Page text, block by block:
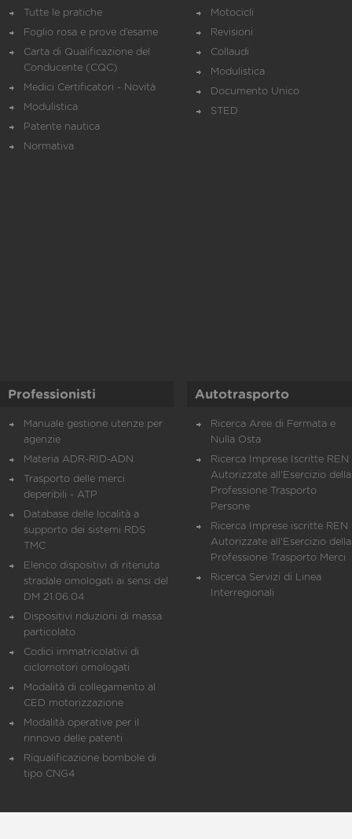
Tutte le pratiche
Foglio rosa e prove d’esame
Carta di Qualificazione del
Conducente (CQC)
Medici Certificatori - Novità
Modulistica
Patente nautica
Normativa
Motocicli
Revisioni
Collaudi
Modulistica
Documento Unico
STED
Professionisti
Manuale gestione utenze per
agenzie
Materia ADR-RID-ADN
Trasporto delle merci
deperibili - ATP
Database delle località a
supporto dei sistemi RDS
TMC
Elenco dispositivi di ritenuta
stradale omologati ai sensi del
DM 21.06.04
Dispositivi riduzioni di massa
particolato
Codici immatricolativi di
ciclomotori omologati
Modalità di collegamento al
CED motorizzazione
Modalità operative per il
rinnovo delle patenti
Riqualificazione bombole di
tipo CNG4
Autotrasporto
Ricerca Aree di Fermata e
Nulla Osta
Ricerca Imprese Iscritte REN
Autorizzate all'Esercizio della
Professione Trasporto
Persone
Ricerca Imprese iscritte REN
Autorizzate all'Esercizio della
Professione Trasporto Merci
Ricerca Servizi di Linea
Interregionali